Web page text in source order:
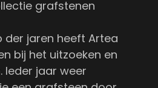
grafstenen
der jaren heeft Artea
bij het uitzoeken en
Ieder jaar weer